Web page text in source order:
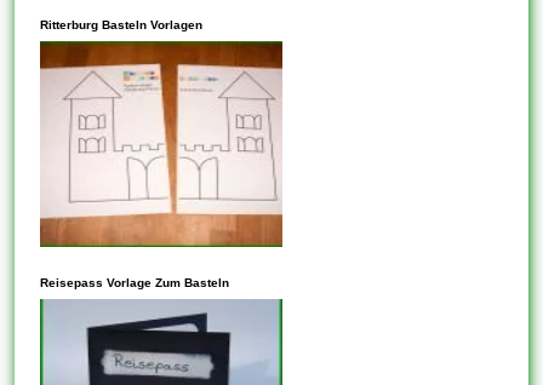
Ritterburg Basteln Vorlagen
dieses Ihnen frei, Vorlagen zu
kopieren, die auf der
freigegebenen CC-BY-SA-
Lizenz basieren. Vergewissern
Reisepass Vorlage Zum Basteln